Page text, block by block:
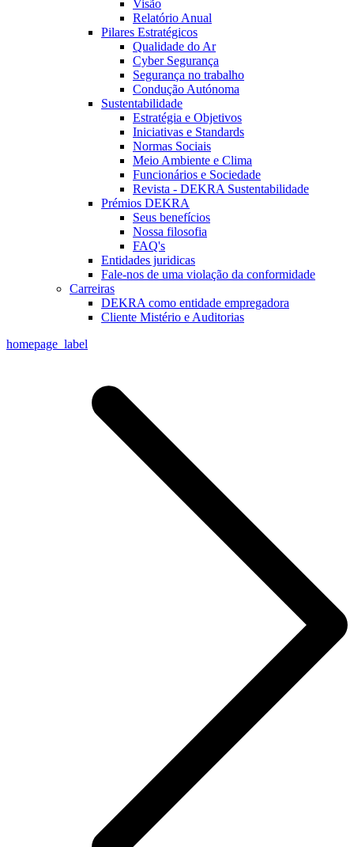
Visão
Relatório Anual
Pilares Estratégicos
Qualidade do Ar
Cyber Segurança
Segurança no trabalho
Condução Autónoma
Sustentabilidade
Estratégia e Objetivos
Iniciativas e Standards
Normas Sociais
Meio Ambiente e Clima
Funcionários e Sociedade
Revista - DEKRA Sustentabilidade
Prémios DEKRA
Seus benefícios
Nossa filosofia
FAQ's
Entidades juridicas
Fale-nos de uma violação da conformidade
Carreiras
DEKRA como entidade empregadora
Cliente Mistério e Auditorias
homepage_label